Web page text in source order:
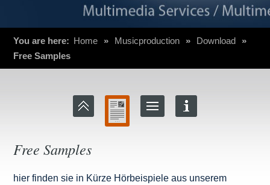
You are here: Home » Musicproduction » Download
»
Free Samples
Free Samples
hier finden sie in Kürze Hörbeispiele aus unserem